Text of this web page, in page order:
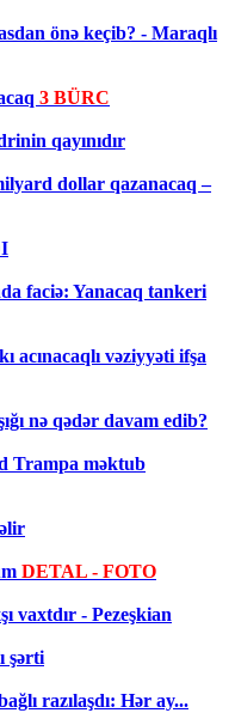
önə keçib? - Maraqlı
3 BÜRC
qayınıdır
dollar qazanacaq –
faciə: Yanacaq tankeri
acınacaqlı vəziyyəti ifşa
nə qədər davam edib?
Trampa məktub
DETAL - FOTO
vaxtdır - Pezeşkian
şərti
razılaşdı: Hər ay...